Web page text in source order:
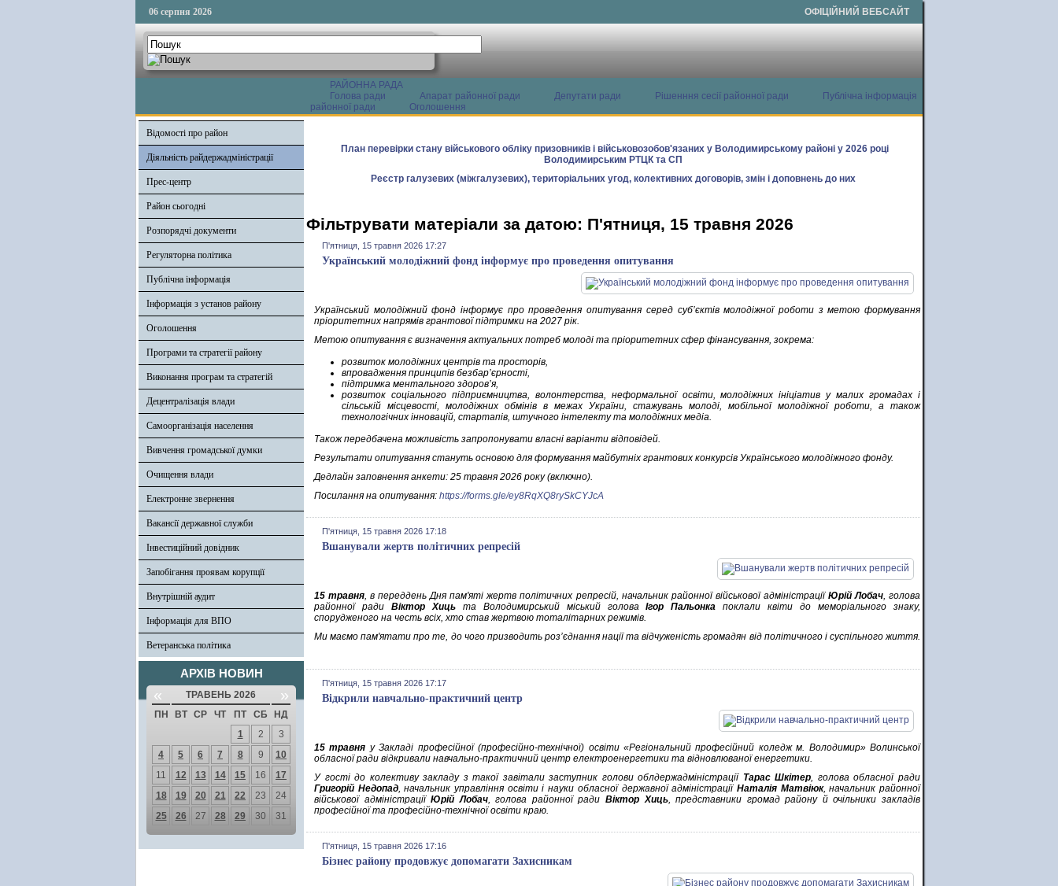
06 серпня 2026 ОФІЦІЙНИЙ ВЕБСАЙТ
РАЙОННА РАДА
Голова ради
Апарат районної ради Депутати ради Рішенння сесії районної ради
Публічна інформація
районної ради
Оголошення
Відомості про район
Діяльність райдержадміністрації
Прес-центр
Район сьогодні
Розпорядчі документи
Регуляторна політика
Публічна інформація
Інформація з установ району
Оголошення
Програми та стратегії району
Виконання програм та стратегій
Децентралізація влади
Самоорганізація населення
Вивчення громадської думки
Очищення влади
Електронне звернення
Вакансії державної служби
Інвестиційний довідник
Запобігання проявам корупції
Внутрішній аудит
Інформація для ВПО
Ветеранська політика
АРХІВ НОВИН
« ТРАВЕНЬ 2026 »
ПН ВТ СР ЧТ ПТ СБ
НД
1
2
3
4
5 6 7 8 9
10
11
12 13 14 15 16
17
18
19 20 21 22 23
24
25
26 27 28 29 30 31
План перевірки стану військового обліку призовників і військовозобов'язаних у Володимирському районі у 2026 році
Володимирським РТЦК та СП
Реєстр галузевих (міжгалузевих), територіальних угод, колективних договорів, змін і доповнень до них
Фільтрувати матеріали за датою: П'ятниця, 15 травня 2026
П'ятниця, 15 травня 2026 17:27
Український молодіжний фонд інформує про проведення опитування
Український молодіжний фонд інформує про проведення опитування серед суб’єктів молодіжної роботи з метою формування
пріоритетних напрямів грантової підтримки на 2027 рік.
Метою опитування є визначення актуальних потреб молоді та пріоритетних сфер фінансування, зокрема:
розвиток молодіжних центрів та просторів,
впровадження принципів безбар’єрності,
підтримка ментального здоров’я,
розвиток соціального підприємництва, волонтерства, неформальної освіти, молодіжних ініціатив у малих громадах і
сільській місцевості, молодіжних обмінів в межах України, стажувань молоді, мобільної молодіжної роботи, а також
технологічних інновацій, стартапів, штучного інтелекту та молодіжних медіа.
Також передбачена можливість запропонувати власні варіанти відповідей.
Результати опитування стануть основою для формування майбутніх грантових конкурсів Українського молодіжного фонду.
Дедлайн заповнення анкети: 25 травня 2026 року (включно).
Посилання на опитування: https://forms.gle/ey8RqXQ8rySkCYJcA
П'ятниця, 15 травня 2026 17:18
Вшанували жертв політичних репресій
15 травня, в переддень Дня пам'яті жертв політичних репресій, начальник районної військової адміністрації Юрій Лобач, голова
районної ради Віктор Хицьта Володимирський міський головаІгор Пальонка поклали квіти до меморіального знаку,
спорудженого на честь всіх, хто став жертвою тоталітарних режимів.
Ми маємо пам'ятати про те, до чого призводить роз’єднання нації та відчуженість громадян від політичного і суспільного життя.
П'ятниця, 15 травня 2026 17:17
Відкрили навчально-практичний центр
15 травня у Закладі професійної (професійно-технічної) освіти «Регіональний професійний коледж м. Володимир» Волинської
обласної ради відкривали навчально-практичний центр електроенергетики та відновлюваної енергетики.
У гості до колективу закладу з такої завітали заступник голови облдержадміністрації Тарас Шкітер, голова обласної ради
Григорій Недопад, начальник управління освіти і науки обласної державної адміністрації Наталія Матвіюк, начальник районної
військової адміністраціїЮрій Лобач, голова районної радиВіктор Хиць, представники громад району й очільники закладів
професійної та професійно-технічної освіти краю.
П'ятниця, 15 травня 2026 17:16
Бізнес району продовжує допомагати Захисникам